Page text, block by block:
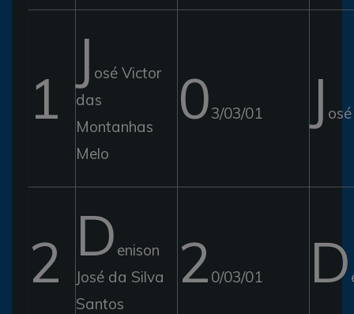
1
J osé Victor
das
Montanhas
Melo
03/03/01 J
2 D enison
José da Silva
Santos
2 0/03/01 D